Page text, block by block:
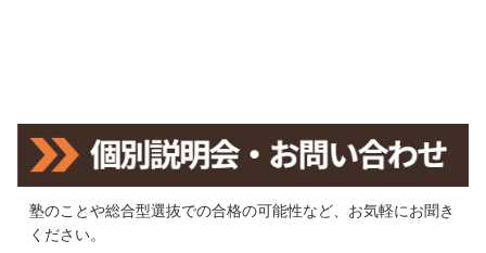
塾のことや総合型選抜での合格の可能性など、お気軽にお聞き
ください。